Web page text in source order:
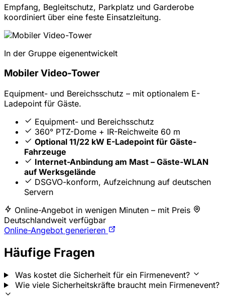
Empfang, Begleitschutz, Parkplatz und Garderobe
koordiniert über eine feste Einsatzleitung.
In der Gruppe eigenentwickelt
Mobiler Video-Tower
Equipment- und Bereichsschutz – mit optionalem E-
Ladepoint für Gäste.
Equipment- und Bereichsschutz
360° PTZ-Dome + IR-Reichweite 60 m
Optional 11/22 kW E-Ladepoint für Gäste-
Fahrzeuge
Internet-Anbindung am Mast – Gäste-WLAN
auf Werksgelände
DSGVO-konform, Aufzeichnung auf deutschen
Servern
Online-Angebot in wenigen Minuten – mit Preis
Deutschlandweit verfügbar
Online-Angebot generieren
Häufige Fragen
Was kostet die Sicherheit für ein Firmenevent?
Wie viele Sicherheitskräfte braucht mein Firmenevent?